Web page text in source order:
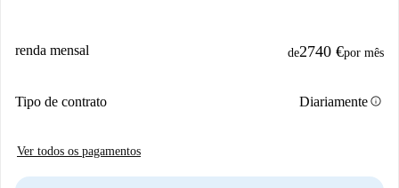
renda mensal de2740 €por mês
Tipo de contrato Diariamenteinfo
Ver todos os pagamentos